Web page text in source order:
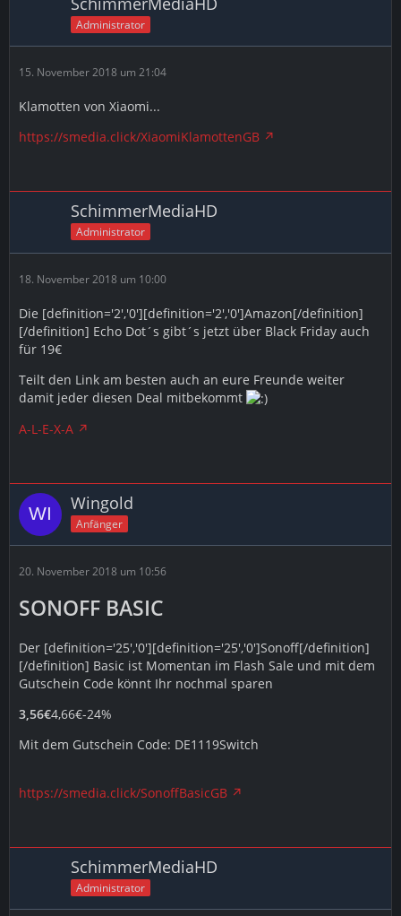
Administrator
15. November 2018 um 21:04
Klamotten von Xiaomi...
https://smedia.click/XiaomiKlamottenGB
SchimmerMediaHD
Administrator
18. November 2018 um 10:00
Die [definition='2','0'][definition='2','0']Amazon[/definition]
[/definition] Echo Dot´s gibt´s jetzt über Black Friday auch
für 19€
Teilt den Link am besten auch an eure Freunde weiter
damit jeder diesen Deal mitbekommt
A-L-E-X-A
Wingold
Anfänger
20. November 2018 um 10:56
SONOFF BASIC
Der [definition='25','0'][definition='25','0']Sonoff[/definition]
[/definition] Basic ist Momentan im Flash Sale und mit dem
Gutschein Code könnt Ihr nochmal sparen
3,56€4,66€-24%
Mit dem Gutschein Code: DE1119Switch
https://smedia.click/SonoffBasicGB
SchimmerMediaHD
Administrator